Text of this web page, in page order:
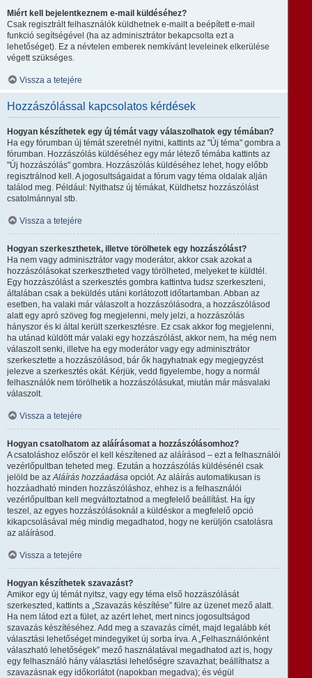
Miért kell bejelentkeznem e-mail küldéséhez?
Csak regisztrált felhasználók küldhetnek e-mailt a beépített e-mail
funkció segítségével (ha az adminisztrátor bekapcsolta ezt a
lehetőséget). Ez a névtelen emberek nemkívánt leveleinek elkerülése
végett szükséges.
Vissza a tetejére
Hozzászólással kapcsolatos kérdések
Hogyan készíthetek egy új témát vagy válaszolhatok egy témában?
Ha egy fórumban új témát szeretnél nyitni, kattints az "Új téma" gombra a
fórumban. Hozzászólás küldéséhez egy már létező témába kattints az
"Új hozzászólás" gombra. Hozzászólás küldéséhez lehet, hogy előbb
regisztrálnod kell. A jogosultságaidat a fórum vagy téma oldalak alján
találod meg. Például: Nyithatsz új témákat, Küldhetsz hozzászólást
csatolmánnyal stb.
Vissza a tetejére
Hogyan szerkeszthetek, illetve törölhetek egy hozzászólást?
Ha nem vagy adminisztrátor vagy moderátor, akkor csak azokat a
hozzászólásokat szerkesztheted vagy törölheted, melyeket te küldtél.
Egy hozzászólást a szerkesztés gombra kattintva tudsz szerkeszteni,
általában csak a beküldés utáni korlátozott időtartamban. Abban az
esetben, ha valaki már válaszolt a hozzászólásodra, a hozzászólásod
alatt egy apró szöveg fog megjelenni, mely jelzi, a hozzászólás
hányszor és ki által került szerkesztésre. Ez csak akkor fog megjelenni,
ha utánad küldött már valaki egy hozzászólást, akkor nem, ha még nem
válaszolt senki, illetve ha egy moderátor vagy egy adminisztrátor
szerkesztette a hozzászólásod, bár ők hagyhatnak egy megjegyzést
jelezve a szerkesztés okát. Kérjük, vedd figyelembe, hogy a normál
felhasználók nem törölhetik a hozzászólásukat, miután már másvalaki
válaszolt.
Vissza a tetejére
Hogyan csatolhatom az aláírásomat a hozzászólásomhoz?
A csatoláshoz először el kell készítened az aláírásod – ezt a felhasználói
vezérlőpultban teheted meg. Ezután a hozzászólás küldésénél csak
jelöld be azAláírás hozzáadása opciót. Az aláírás automatikusan is
hozzáadható minden hozzászóláshoz, ehhez is a felhasználói
vezérlőpultban kell megváltoztatnod a megfelelő beállítást. Ha így
teszel, az egyes hozzászólásoknál a küldéskor a megfelelő opció
kikapcsolásával még mindig megadhatod, hogy ne kerüljön csatolásra
az aláírásod.
Vissza a tetejére
Hogyan készíthetek szavazást?
Amikor egy új témát nyitsz, vagy egy téma első hozzászólását
szerkeszted, kattints a „Szavazás készítése” fülre az üzenet mező alatt.
Ha nem látod ezt a fület, az azért lehet, mert nincs jogosultságod
szavazás készítéséhez. Add meg a szavazás címét, majd legalább két
választási lehetőséget mindegyiket új sorba írva. A „Felhasználónként
válaszható lehetőségek” mező használatával megadhatod azt is, hogy
egy felhasználó hány választási lehetőségre szavazhat; beállíthatsz a
szavazásnak egy időkorlátot (napokban megadva); és végül